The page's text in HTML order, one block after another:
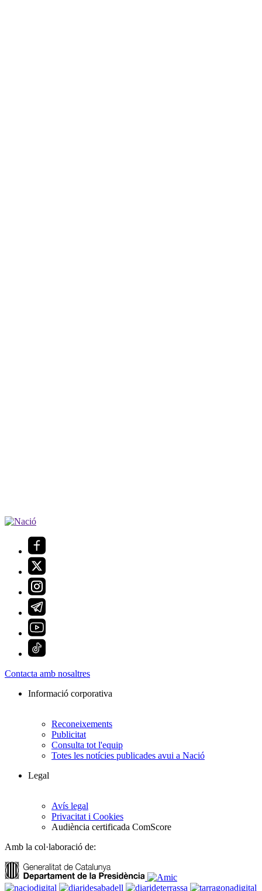
Contacta amb nosaltres
Informació corporativa
Reconeixements
Publicitat
Consulta tot l'equip
Totes les notícies publicades avui a Nació
Legal
Avís legal
Privacitat i Cookies
Audiència certificada ComScore
Amb la col·laboració de: